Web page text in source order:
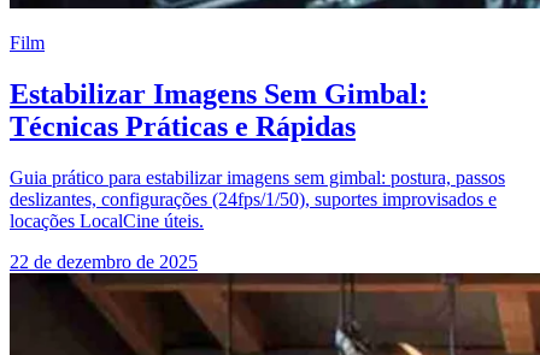
Film
Estabilizar Imagens Sem Gimbal:
Técnicas Práticas e Rápidas
Guia prático para estabilizar imagens sem gimbal: postura, passos
deslizantes, configurações (24fps/1/50), suportes improvisados e
locações LocalCine úteis.
22 de dezembro de 2025